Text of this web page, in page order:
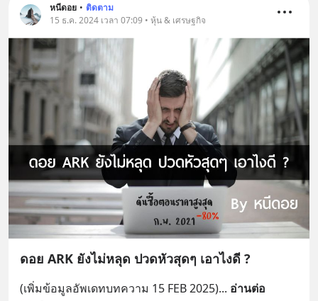
หนีดอย • ติดตาม
15 ธ.ค. 2024 เวลา 07:09 • หุ้น & เศรษฐกิจ
ดอย ARK ยังไม่หลุด ปวดหัวสุดๆ เอาไงดี ?
(เพิ่มข้อมูลอัพเดทบทความ 15 FEB 2025)... อ่านต่อ